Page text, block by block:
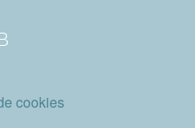
cookies